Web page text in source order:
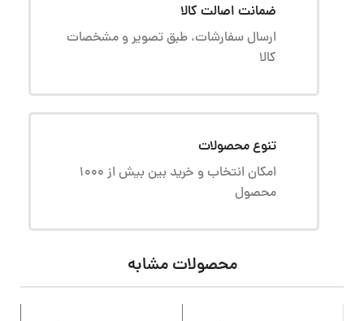
ضمانت اصالت کالا
ارسال سفارشات، طبق تصویر و مشخصات
کالا
تنوع محصولات
امکان انتخاب و خرید بین بیش از 1000
محصول
محصولات مشابه